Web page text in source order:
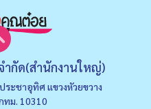
ำกัด(สำนักงานใหญ่)
ะชาอุทิศ แขวงหัวยขวาง
ทม. 10310